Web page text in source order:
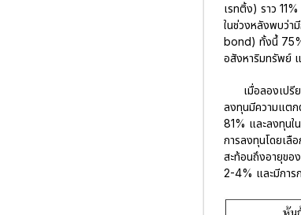
เรทติ้ง) ราว
ในช่วงหลังพบว่า
bond) ทั้งนึ้
อสังหาริมทรัพย์
เมื่อลองเป
ลงทุนมีความแตก
81% และลงทุนใ
การลงทุนโดยเลื
สะท้อนถึงอายุขอ
2-4% และมีการ